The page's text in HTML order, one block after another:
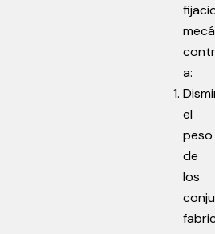
a:
el
peso
de
los